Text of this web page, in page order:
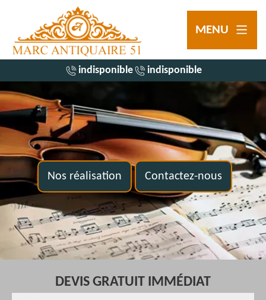
MENU
indisponible indisponible
Nos réalisation Contactez-nous
DEVIS GRATUIT IMMÉDIAT